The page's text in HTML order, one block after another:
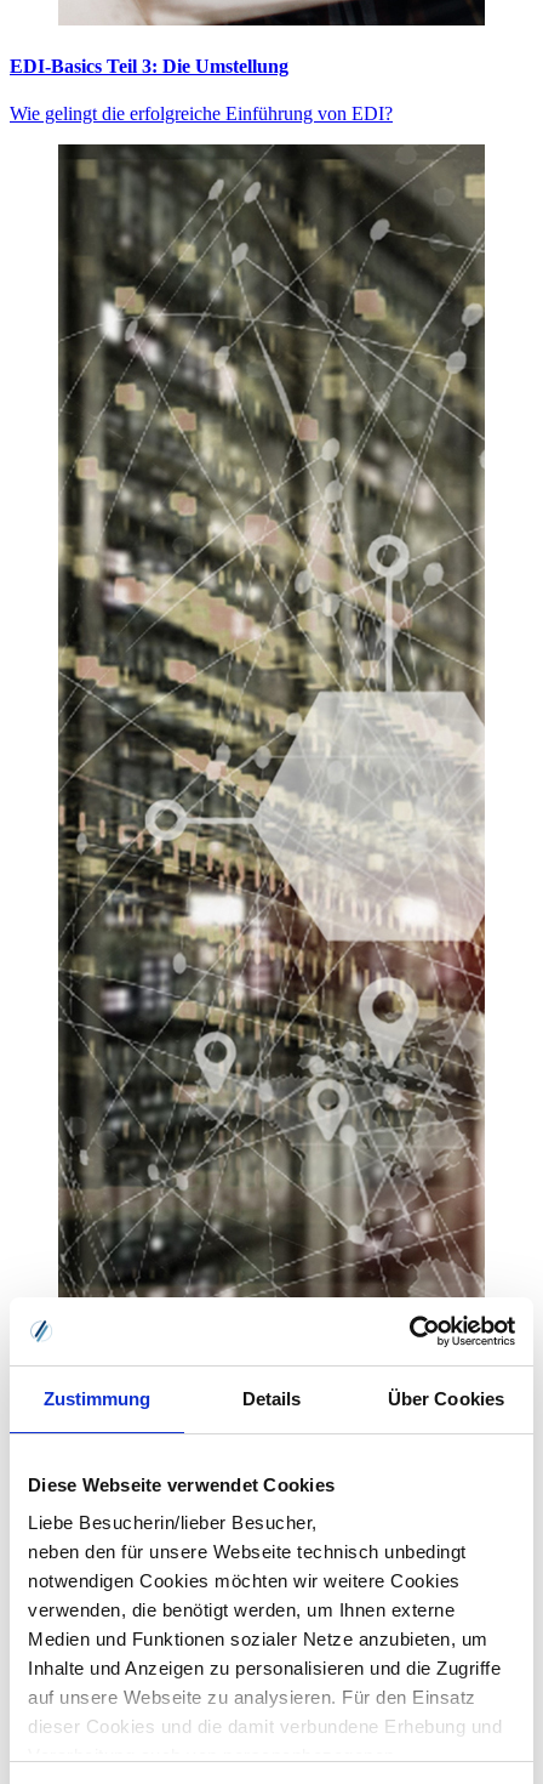
Zustimmung Details Über Cookies
Diese Webseite verwendet Cookies
Liebe Besucherin/lieber Besucher,
neben den für unsere Webseite technisch unbedingt
notwendigen Cookies möchten wir weitere Cookies
verwenden, die benötigt werden, um Ihnen externe
Medien und Funktionen sozialer Netze anzubieten, um
Inhalte und Anzeigen zu personalisieren und die Zugriffe
auf unsere Webseite zu analysieren. Für den Einsatz
dieser Cookies und die damit verbundene Erhebung und
EDI-Basics Teil 3: Die Umstellung
Wie gelingt die erfolgreiche Einführung von EDI?
EDI-Basics Teil 2: Technische Hintergründe